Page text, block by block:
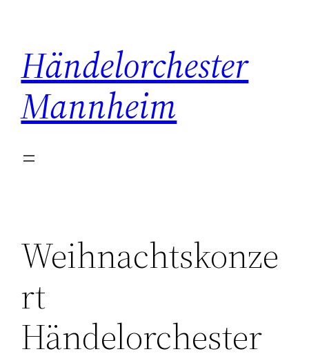
Händelorchester
Mannheim
Weihnachtskonze
rt
Händelorchester